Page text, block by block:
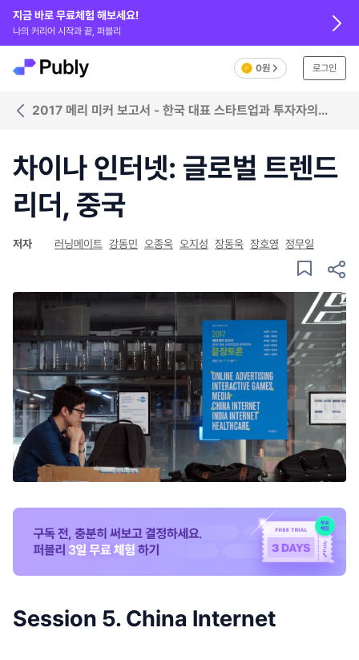
지금 바로 무료체험 해보세요!
나의 커리어 시작과 끝, 퍼블리
0원 로그인
2017 메리 미커 보고서 - 한국 대표 스타트업과 투자자의
차이나 인터넷: 글로벌 트렌드
리더, 중국
저자 러닝메이트 강동민 오종욱 오지성 장동욱 장호영 정무일
Session 5. China Internet